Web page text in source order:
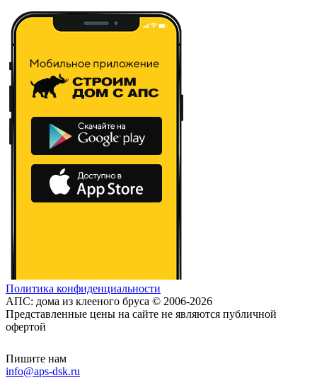
Политика конфиденциальности
АПС: дома из клееного бруса © 2006-2026
Представленные цены на сайте не являются публичной
офертой
Пишите нам
info@aps-dsk.ru